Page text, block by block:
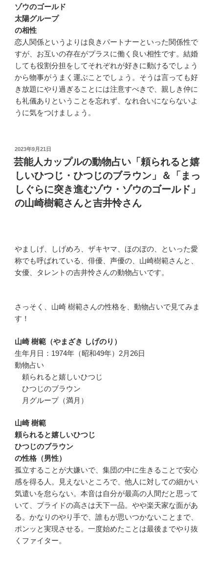
ゾウのゴールド
太陽グループ
の相性
恋人関係というよりは良きパートナーといった関係性で
すが、お互いの存在がプラスに働く良い相性です。結婚
しても役割分担をしてそれぞれが好きに動けるでしょう
から物事がうまく運ぶことでしょう。そうは言っても好
き放題にやり過ぎることには注意すべきで、親しき仲に
も礼儀ありということを忘れず、なれ合いにならないよ
うに気をつけましょう。
投
稿
日:
2023年9月21日
芸能人カップルの動物占い「頼られると嬉
しいひつじ・ひつじのブラウン」＆「まっ
しぐらに突き進むゾウ・ゾウのゴールド」
の山崎樹範さんと吉井怜さん
やましげ、しげめろ、ザキヤマ、ほのぼの、といった愛
称でも呼ばれている、俳優、声優の、山崎樹範さんと、
女優、タレントの吉井怜さんの動物占いです。
さっそく、山崎 樹範さんの性格を、動物占いで見てみま
す！
山崎 樹範（やまざき しげのり）
生年月日：1974年（昭和49年）2月26日
動物占い
頼られると嬉しいひつじ
ひつじのブラウン
月グループ（満月）
山崎 樹範
頼られると嬉しいひつじ
ひつじのブラウン
の性格（男性）
孤立することが大嫌いで、集団の中に生きることで安心
感を得る人。見えないところで、他人に対しての細かい
気遣いを怠らない。本音は自分が最高の人間だと思って
いて、プライドの高さは天下一品。やや楽天家な面があ
る。かなりのやり手で、誰もが思いつかないことまで、
ポンッと実現させる。一度始めたことは最後までやり抜
くファイター。